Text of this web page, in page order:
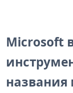
Microsoft
названия